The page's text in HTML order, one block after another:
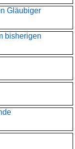
Gläubiger
bisherigen